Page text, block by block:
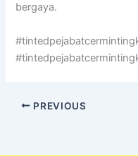
bergaya.
PREVIOUS